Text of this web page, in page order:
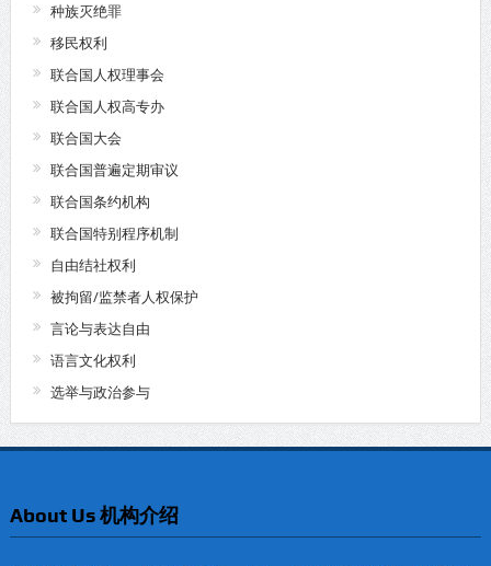
种族灭绝罪
移民权利
联合国人权理事会
联合国人权高专办
联合国大会
联合国普遍定期审议
联合国条约机构
联合国特别程序机制
自由结社权利
被拘留/监禁者人权保护
言论与表达自由
语言文化权利
选举与政治参与
About Us 机构介绍